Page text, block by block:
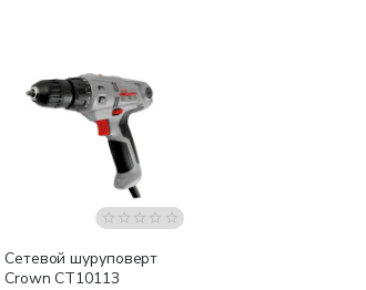
Сетевой шуруповерт
Crown CT10113